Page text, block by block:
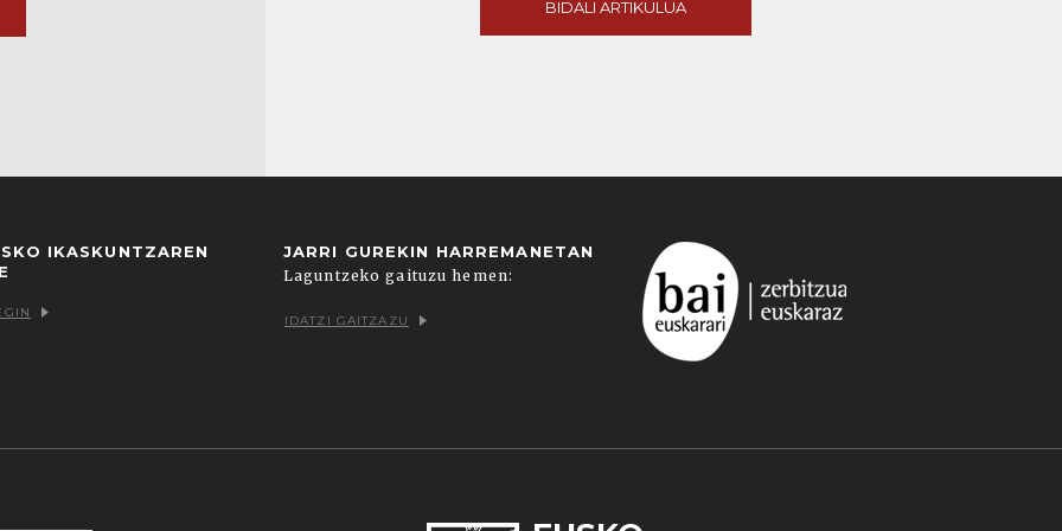
BIDALI ARTIKULUA
IKASKUNTZAREN
JARRI GUREKIN HARREMANETAN
Laguntzeko gaituzu hemen:
IDATZI GAITZAZU